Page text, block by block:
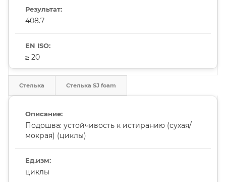
408.7
≥ 20
Стелька Стелька SJ foam
Подошва: устойчивость к истиранию (сухая/
мокрая) (циклы)
циклы